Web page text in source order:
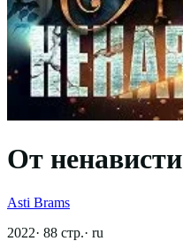
От ненависти
Asti Brams
2022· 88 стр.· ru